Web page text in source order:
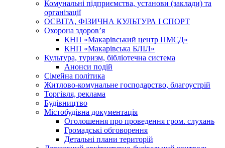
Комунальні підприємства, установи (заклади) та
організації
ОСВІТА, ФІЗИЧНА КУЛЬТУРА І СПОРТ
Охорона здоров’я
КНП «Макарівський центр ПМСД»
КНП «Макарівська БЛІЛ»
Культура, туризм, бібліотечна система
Анонси подій
Сімейна політика
Житлово-комунальне господарство, благоустрій
Торгівля, реклама
Будівництво
Містобудівна документація
Оголошення про проведення гром. слухань
Громадські обговорення
Детальні плани територій